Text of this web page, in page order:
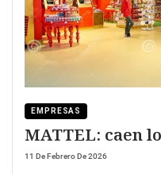
EMPRESAS
MATTEL: caen
11 De Febrero De 2026